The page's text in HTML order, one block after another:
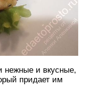
нежные и вкусные,
придает им